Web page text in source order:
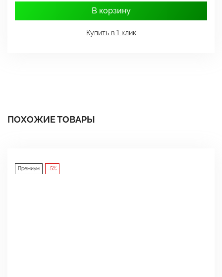
В корзину
Купить в 1 клик
ПОХОЖИЕ ТОВАРЫ
Премиум -5%